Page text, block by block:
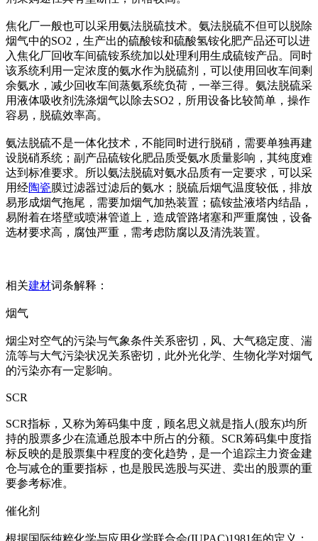
焦化厂一般也可以采用氨法脱硫技术。氨法脱硫不但可以脱除
烟气中的SO2，生产出的硫酸铵和硫酸氢铵化肥产品还可以进
入焦化厂回收车间硫铵系统加以处理利用生成硫铵产品。同时
该系统利用一定浓度的氨水作为脱硫剂，可以使用回收车间剩
余氨水，减少回收车间蒸氨系统负荷，一举三得。氨法脱硫采
用液体吸收剂洗涤烟气以除去SO2，所用设备比较简单，操作
容易，脱硫效率高。
氨法脱硫不是一体化技术，不能同时进行脱硝，需要单独再建
设脱硝系统；副产品硫铵化肥品质受氨水质量影响，其纯度难
达到标准要求。所以氨法脱硫对氨水品质有一定要求，可以采
用经陶瓷膜过滤器过滤后的氨水；脱硫后烟气温度较低，排放
易形成烟气拖尾，需要加烟气加热装置；硫铵盐液塔内结晶，
易附着在塔壁或喷淋管道上，造成管路堵塞和严重腐蚀，设备
选材要求高，腐蚀严重，需考虑防腐以及清洗装置。
相关建材词条解释：
烟气
烟尘对空气的污染与气象条件关系密切，风、大气稳定度、湍
流等与大气污染状况关系密切，此外光化学、生物化学对烟气
的污染亦有一定影响。
SCR
SCR指标，又称为筹码集中度，顾名思义就是指人(股东)均所
持的股票多少在流通总股本中所占的分额。SCR筹码集中度指
标反映的是股票集中程度的变化趋势，是一个追踪主力资金建
仓与减仓的重要指标，也是股民选股与买进、卖出的股票的重
要参考标准。
催化剂
根据国际纯粹化学与应用化学联合会(IUPAC)1981年的定义：